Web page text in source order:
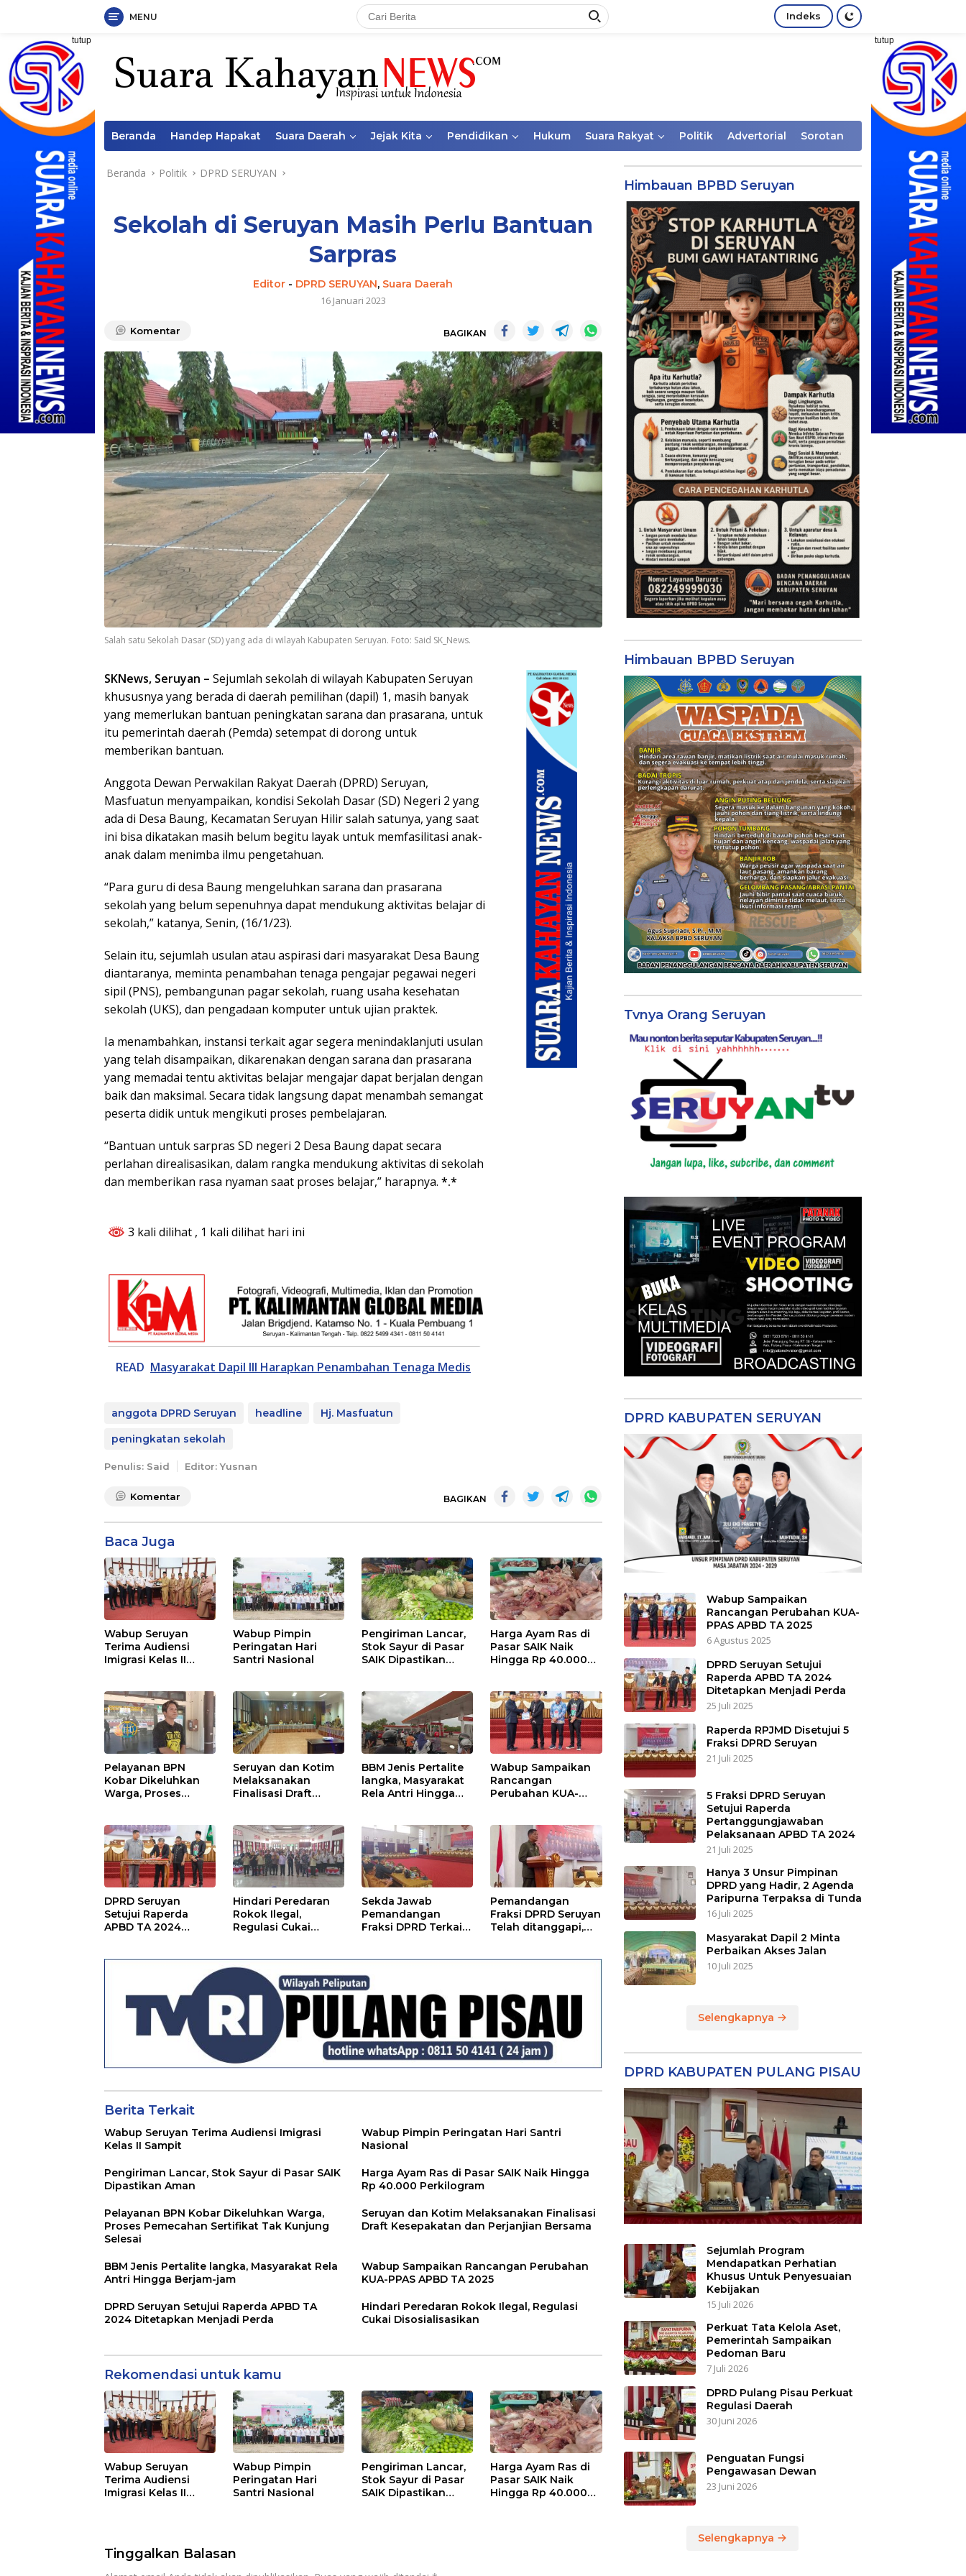
Langsung
konten
MENU Indeks
tutup tutup
Beranda Handep Hapakat Suara Daerah Jejak Kita Pendidikan Hukum Suara Rakyat Politik Advertorial Sorotan
Beranda Politik DPRD SERUYAN
Sekolah di Seruyan Masih Perlu Bantuan
Sarpras
Editor - DPRD SERUYAN, Suara Daerah
16 Januari 2023
Komentar BAGIKAN
Salah satu Sekolah Dasar (SD) yang ada di wilayah Kabupaten Seruyan. Foto: Said SK_News.
SKNews, Seruyan – Sejumlah sekolah di wilayah Kabupaten Seruyan
khususnya yang berada di daerah pemilihan (dapil) 1, masih banyak
yang memerlukan bantuan peningkatan sarana dan prasarana, untuk
itu pemerintah daerah (Pemda) setempat di dorong untuk
memberikan bantuan.
Anggota Dewan Perwakilan Rakyat Daerah (DPRD) Seruyan,
Masfuatun menyampaikan, kondisi Sekolah Dasar (SD) Negeri 2 yang
ada di Desa Baung, Kecamatan Seruyan Hilir salah satunya, yang saat
ini bisa dikatakan masih belum begitu layak untuk memfasilitasi anak-
anak dalam menimba ilmu pengetahuan.
“Para guru di desa Baung mengeluhkan sarana dan prasarana
sekolah yang belum sepenuhnya dapat mendukung aktivitas belajar di
sekolah,” katanya, Senin, (16/1/23).
Selain itu, sejumlah usulan atau aspirasi dari masyarakat Desa Baung
diantaranya, meminta penambahan tenaga pengajar pegawai negeri
sipil (PNS), pembangunan pagar sekolah, ruang usaha kesehatan
sekolah (UKS), dan pengadaan komputer untuk ujian praktek.
Ia menambahkan, instansi terkait agar segera menindaklanjuti usulan
yang telah disampaikan, dikarenakan dengan sarana dan prasarana
yang memadai tentu aktivitas belajar mengajar dapat berjalan dengan
baik dan maksimal. Secara tidak langsung dapat menambah semangat
peserta didik untuk mengikuti proses pembelajaran.
“Bantuan untuk sarpras SD negeri 2 Desa Baung dapat secara
perlahan direalisasikan, dalam rangka mendukung aktivitas di sekolah
dan memberikan rasa nyaman saat proses belajar,” harapnya. *.*
3 kali dilihat , 1 kali dilihat hari ini
READ Masyarakat Dapil III Harapkan Penambahan Tenaga Medis
anggota DPRD Seruyan headline
Hj. Masfuatun
peningkatan sekolah
Penulis: Said Editor: Yusnan
Komentar BAGIKAN
Baca Juga
Wabup Seruyan
Terima Audiensi
Imigrasi Kelas II
Wabup Pimpin
Peringatan Hari
Santri Nasional
Pengiriman Lancar,
Stok Sayur di Pasar
SAIK Dipastikan
Harga Ayam Ras di
Pasar SAIK Naik
Hingga Rp 40.000
Pelayanan BPN
Kobar Dikeluhkan
Warga, Proses
Kunjung Selesai
Seruyan dan Kotim
Melaksanakan
Finalisasi Draft
BBM Jenis Pertalite
langka, Masyarakat
Rela Antri Hingga
Wabup Sampaikan
Rancangan
Perubahan KUA-
DPRD Seruyan
Setujui Raperda
APBD TA 2024
Hindari Peredaran
Rokok Ilegal,
Regulasi Cukai
Sekda Jawab
Pemandangan
Fraksi DPRD Terkait
Pemandangan
Fraksi DPRD Seruyan
Telah ditanggapi,
Berita Terkait
Wabup Seruyan Terima Audiensi Imigrasi
Kelas II Sampit
Wabup Pimpin Peringatan Hari Santri
Nasional
Pengiriman Lancar, Stok Sayur di Pasar SAIK
Dipastikan Aman
Harga Ayam Ras di Pasar SAIK Naik Hingga
Rp 40.000 Perkilogram
Pelayanan BPN Kobar Dikeluhkan Warga,
Proses Pemecahan Sertifikat Tak Kunjung
Selesai
Seruyan dan Kotim Melaksanakan Finalisasi
Draft Kesepakatan dan Perjanjian Bersama
BBM Jenis Pertalite langka, Masyarakat Rela
Antri Hingga Berjam-jam
Wabup Sampaikan Rancangan Perubahan
KUA-PPAS APBD TA 2025
DPRD Seruyan Setujui Raperda APBD TA
2024 Ditetapkan Menjadi Perda
Hindari Peredaran Rokok Ilegal, Regulasi
Cukai Disosialisasikan
Rekomendasi untuk kamu
Wabup Seruyan
Terima Audiensi
Imigrasi Kelas II
Wabup Pimpin
Peringatan Hari
Santri Nasional
Pengiriman Lancar,
Stok Sayur di Pasar
SAIK Dipastikan
Harga Ayam Ras di
Pasar SAIK Naik
Hingga Rp 40.000
Tinggalkan Balasan
Himbauan BPBD Seruyan
Himbauan BPBD Seruyan
Tvnya Orang Seruyan
DPRD KABUPATEN SERUYAN
Wabup Sampaikan
Rancangan Perubahan KUA-
PPAS APBD TA 2025
6 Agustus 2025
DPRD Seruyan Setujui
Raperda APBD TA 2024
Ditetapkan Menjadi Perda
25 Juli 2025
Raperda RPJMD Disetujui 5
Fraksi DPRD Seruyan
21 Juli 2025
5 Fraksi DPRD Seruyan
Setujui Raperda
Pertanggungjawaban
Pelaksanaan APBD TA 2024
21 Juli 2025
Hanya 3 Unsur Pimpinan
DPRD yang Hadir, 2 Agenda
Paripurna Terpaksa di Tunda
16 Juli 2025
Masyarakat Dapil 2 Minta
Perbaikan Akses Jalan
10 Juli 2025
Selengkapnya
DPRD KABUPATEN PULANG PISAU
Sejumlah Program
Mendapatkan Perhatian
Khusus Untuk Penyesuaian
Kebijakan
15 Juli 2026
Perkuat Tata Kelola Aset,
Pemerintah Sampaikan
Pedoman Baru
7 Juli 2026
DPRD Pulang Pisau Perkuat
Regulasi Daerah
30 Juni 2026
Penguatan Fungsi
Pengawasan Dewan
23 Juni 2026
Selengkapnya